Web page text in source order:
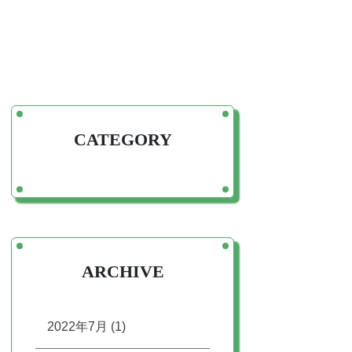
CATEGORY
ARCHIVE
2022年7月 (1)